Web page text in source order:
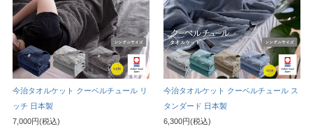
今治タオルケット クーベルチュール リ
ッチ 日本製
7,000円(税込)
今治タオルケット クーベルチュール ス
タンダード 日本製
6,300円(税込)